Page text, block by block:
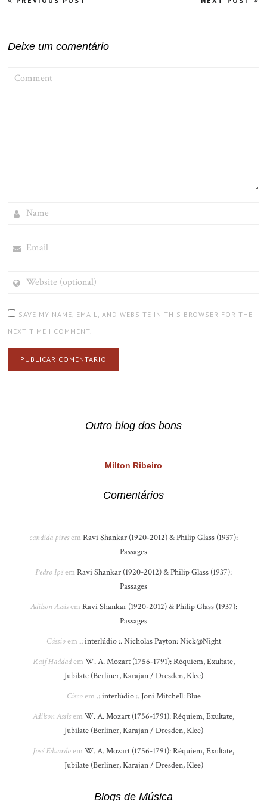
de
Deixe um comentário
(OPTIONAL)
SAVE MY NAME, EMAIL, AND WEBSITE IN THIS BROWSER FOR THE
NEXT TIME I COMMENT.
Outro blog dos bons
Milton Ribeiro
Comentários
candida piresem Ravi Shankar (1920-2012) & Philip Glass (1937):
Passages
Pedro Ipêem Ravi Shankar (1920-2012) & Philip Glass (1937):
Passages
Adilson Assisem Ravi Shankar (1920-2012) & Philip Glass (1937):
Passages
Cássioem .: interlúdio :. Nicholas Payton: Nick@Night
Raif Haddadem W. A. Mozart (1756-1791): Réquiem, Exultate,
Jubilate (Berliner, Karajan / Dresden, Klee)
Ciscoem .: interlúdio :. Joni Mitchell: Blue
Adilson Assisem W. A. Mozart (1756-1791): Réquiem, Exultate,
Jubilate (Berliner, Karajan / Dresden, Klee)
José Eduardoem W. A. Mozart (1756-1791): Réquiem, Exultate,
Jubilate (Berliner, Karajan / Dresden, Klee)
Blogs de Música